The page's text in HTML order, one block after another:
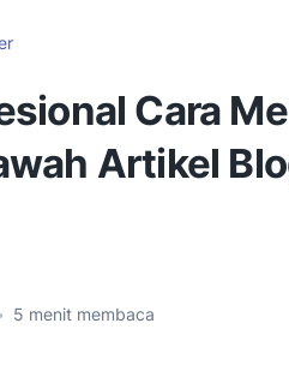
Cara
Artikel
5 menit membaca